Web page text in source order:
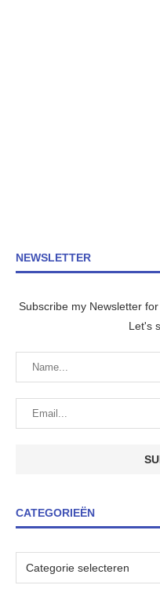
NEWSLETTER
Subscribe my Newsletter
Let's
CATEGORIEËN